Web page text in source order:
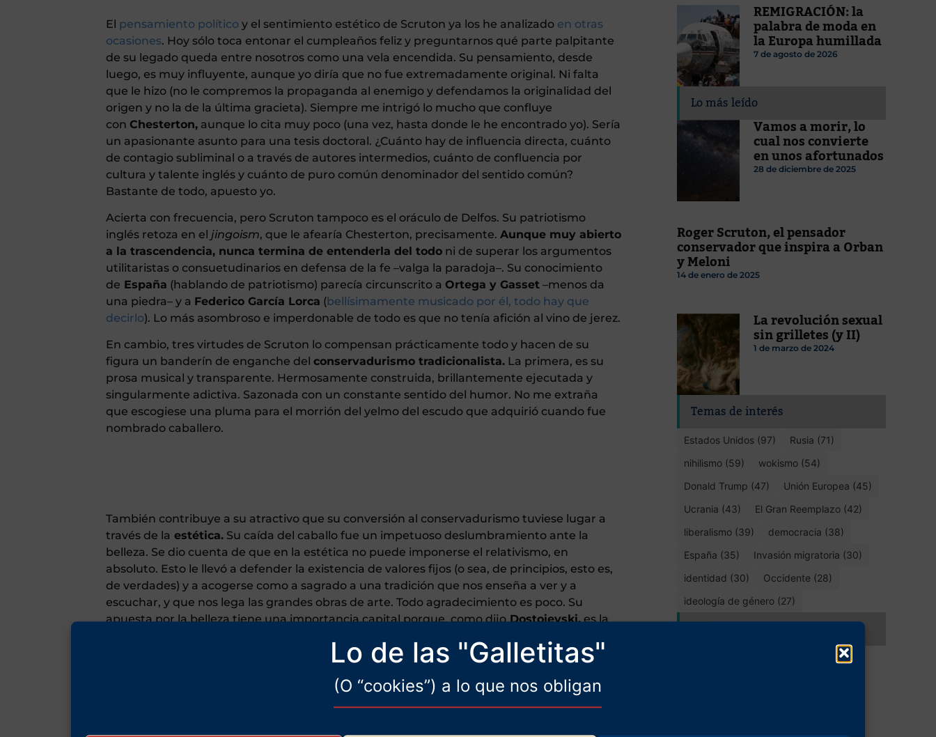
Lo de las "Galletitas"
(O “cookies”) a lo que nos obligan
El pensamiento político y el sentimiento estético de Scruton ya los he analizado en otras
ocasiones. Hoy sólo toca entonar el cumpleaños feliz y preguntarnos qué parte palpitante
de su legado queda entre nosotros como una vela encendida. Su pensamiento, desde
luego, es muy influyente, aunque yo diría que no fue extremadamente original. Ni falta
que le hizo (no le compremos la propaganda al enemigo y defendamos la originalidad del
origen y no la de la última gracieta). Siempre me intrigó lo mucho que confluye
con Chesterton, aunque lo cita muy poco (una vez, hasta donde le he encontrado yo). Sería
un apasionante asunto para una tesis doctoral. ¿Cuánto hay de influencia directa, cuánto
de contagio subliminal o a través de autores intermedios, cuánto de confluencia por
cultura y talente inglés y cuánto de puro común denominador del sentido común?
Bastante de todo, apuesto yo.
Acierta con frecuencia, pero Scruton tampoco es el oráculo de Delfos. Su patriotismo
inglés retoza en el jingoism, que le afearía Chesterton, precisamente. Aunque muy abierto
a la trascendencia, nunca termina de entenderla del todo ni de superar los argumentos
utilitaristas o consuetudinarios en defensa de la fe –valga la paradoja–. Su conocimiento
de España (hablando de patriotismo) parecía circunscrito a Ortega y Gasset –menos da
una piedra– y a Federico García Lorca (bellísimamente musicado por él, todo hay que
decirlo). Lo más asombroso e imperdonable de todo es que no tenía afición al vino de jerez.
En cambio, tres virtudes de Scruton lo compensan prácticamente todo y hacen de su
figura un banderín de enganche del conservadurismo tradicionalista. La primera, es su
prosa musical y transparente. Hermosamente construida, brillantemente ejecutada y
singularmente adictiva. Sazonada con un constante sentido del humor. No me extraña
que escogiese una pluma para el morrión del yelmo del escudo que adquirió cuando fue
nombrado caballero.
También contribuye a su atractivo que su conversión al conservadurismo tuviese lugar a
través de la estética. Su caída del caballo fue un impetuoso deslumbramiento ante la
belleza. Se dio cuenta de que en la estética no puede imponerse el relativismo, en
absoluto. Esto le llevó a defender la existencia de valores fijos (o sea, de principios, esto es,
de verdades) y a acogerse como a sagrado a una tradición que nos enseña a ver y a
escuchar, y que nos lega las grandes obras de arte. Todo agradecimiento es poco. Su
apuesta por la belleza tiene una importancia capital porque, como dijoDostoievski,es la
trascendencia, y lo sublime nos recuerda la dignidad del hombre. Scruton, como un guía
belleza. Lo ha hecho a machetazos de buena prosa y de ironía inglesa.
El tercer mérito de sir Roger Scruton es haber integrado sus muchas pulsiones
REMIGRACIÓN: la
palabra de moda en
la Europa humillada
7 de agosto de 2026
Lo más leído
Vamos a morir, lo
cual nos convierte
en unos afortunados
28 de diciembre de 2025
Roger Scruton, el pensador
conservador que inspira a Orban
y Meloni
14 de enero de 2025
La revolución sexual
sin grilletes (y II)
1 de marzo de 2024
Temas de interés
Estados Unidos (97)
Rusia (71)
nihilismo (59)
wokismo (54)
Donald Trump (47)
Unión Europea (45)
Ucrania (43)
El Gran Reemplazo (42)
liberalismo (39)
democracia (38)
España (35)
Invasión migratoria (30)
identidad (30)
Occidente (28)
ideología de género (27)